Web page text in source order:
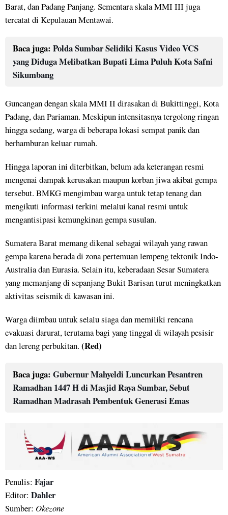
Barat, dan Padang Panjang. Sementara skala MMI III juga
tercatat di Kepulauan Mentawai.
Baca juga: Polda Sumbar Selidiki Kasus Video VCS
yang Diduga Melibatkan Bupati Lima Puluh Kota Safni
Sikumbang
Guncangan dengan skala MMI II dirasakan di Bukittinggi, Kota
Padang, dan Pariaman. Meskipun intensitasnya tergolong ringan
hingga sedang, warga di beberapa lokasi sempat panik dan
berhamburan keluar rumah.
Hingga laporan ini diterbitkan, belum ada keterangan resmi
mengenai dampak kerusakan maupun korban jiwa akibat gempa
tersebut. BMKG mengimbau warga untuk tetap tenang dan
mengikuti informasi terkini melalui kanal resmi untuk
mengantisipasi kemungkinan gempa susulan.
Sumatera Barat memang dikenal sebagai wilayah yang rawan
gempa karena berada di zona pertemuan lempeng tektonik Indo-
Australia dan Eurasia. Selain itu, keberadaan Sesar Sumatera
yang memanjang di sepanjang Bukit Barisan turut meningkatkan
aktivitas seismik di kawasan ini.
Warga diimbau untuk selalu siaga dan memiliki rencana
evakuasi darurat, terutama bagi yang tinggal di wilayah pesisir
dan lereng perbukitan. (Red)
Baca juga: Gubernur Mahyeldi Luncurkan Pesantren
Ramadhan 1447 H di Masjid Raya Sumbar, Sebut
Ramadhan Madrasah Pembentuk Generasi Emas
Penulis: Fajar
Editor: Dahler
Sumber: Okezone